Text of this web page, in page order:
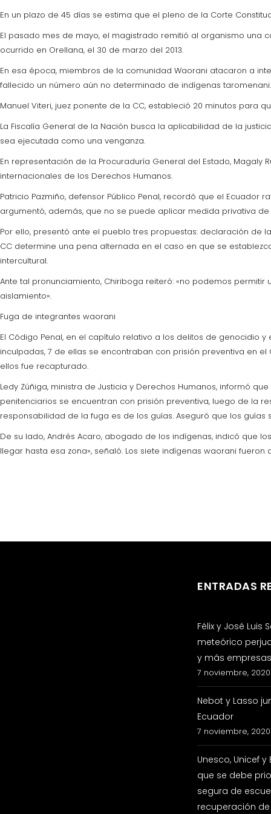
En un plazo de 45 días se estima que el pleno de la Corte
El pasado mes de mayo, el magistrado remitió al organismo una
ocurrido en Orellana, el 30 de marzo del 2013.
En esa época, miembros de la comunidad Waorani atacaron a
fallecido un número aún no determinado de indígenas
Manuel Viteri, juez ponente de la CC, estableció 20 minutos para
La Fiscalía General de la Nación busca la aplicabilidad de la
sea ejecutada como una venganza.
En representación de la Procuraduría General del Estado,
internacionales de los Derechos Humanos.
Patricio Pazmiño, defensor Público Penal, recordó que el
argumentó, además, que no se puede aplicar medida privativa de
Por ello, presentó ante el pueblo tres propuestas: declaración
CC determine una pena alternada en el caso en que se
intercultural.
Ante tal pronunciamiento, Chiriboga reiteró: «no podemos
aislamiento».
Fuga de integrantes waorani
El Código Penal, en el capítulo relativo a los delitos de genocidio
inculpadas, 7 de ellas se encontraban con prisión preventiva en
ellos fue recapturado.
Ledy Zúñiga, ministra de Justicia y Derechos Humanos, informó
penitenciarios se encuentran con prisión preventiva, luego de la
responsabilidad de la fuga es de los guías. Aseguró que los
De su lado, Andrés Acaro, abogado de los indígenas, indicó que
llegar hasta esa zona», señaló. Los siete indígenas waorani
ENTRADAS
Félix y José Luis
meteórico
y más
7 noviembre, 2020
Nebot y Lasso
Ecuador
7 noviembre, 2020
Unesco, Unicef
que se debe
segura de
recuperación